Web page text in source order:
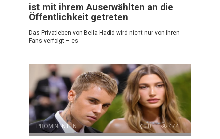
ist mit ihrem Auserwählten an die
Öffentlichkeit getreten
Das Privatleben von Bella Hadid wird nicht nur von ihren
Fans verfolgt – es
PROMINENTEN 0 474